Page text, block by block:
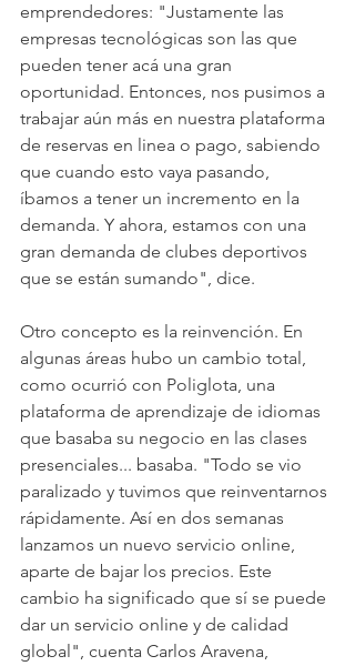
emprendedores: "Justamente las
empresas tecnológicas son las que
pueden tener acá una gran
oportunidad. Entonces, nos pusimos a
trabajar aún más en nuestra plataforma
de reservas en linea o pago, sabiendo
que cuando esto vaya pasando,
íbamos a tener un incremento en la
demanda. Y ahora, estamos con una
gran demanda de clubes deportivos
que se están sumando", dice.
Otro concepto es la reinvención. En
algunas áreas hubo un cambio total,
como ocurrió con Poliglota, una
plataforma de aprendizaje de idiomas
que basaba su negocio en las clases
presenciales... basaba. "Todo se vio
paralizado y tuvimos que reinventarnos
rápidamente. Así en dos semanas
lanzamos un nuevo servicio online,
aparte de bajar los precios. Este
cambio ha significado que sí se puede
dar un servicio online y de calidad
global", cuenta Carlos Aravena,